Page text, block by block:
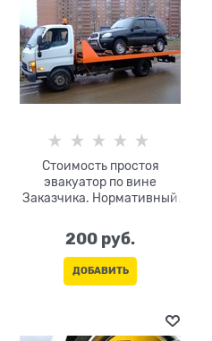
Стоимость простоя
эвакуатор по вине
Заказчика. Нормативный
разгрузку-30 мин. (не
оплачивается). Оплата за
каждые 10 мин
200 руб.
ДОБАВИТЬ